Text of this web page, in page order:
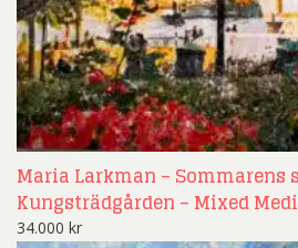
Maria Larkman – Sommarens
Kungsträdgården – Mixed
34.000 kr